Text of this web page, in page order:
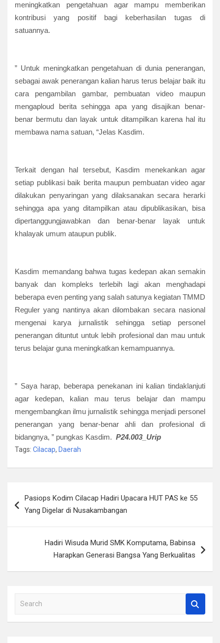
meningkatkan pengetahuan agar mampu memberikan
kontribusi yang positif bagi keberhasilan tugas di
satuannya.
” Untuk meningkatkan pengetahuan di dunia penerangan,
sebagai awak penerangan kalian harus terus belajar baik itu
cara pengambilan gambar, pembuatan video maupun
mengaploud berita sehingga apa yang disajikan benar-
benar bermutu dan layak untuk ditampilkan karena hal itu
membawa nama satuan, “Jelas Kasdim.
Terkait dengan hal tersebut, Kasdim menekankan agar
setiap publikasi baik berita maupun pembuatan video agar
dilakukan penyaringan yang dilaksanakan secara herarki
sehingga apa yang ditampilkan atau dipublikasikan, bisa
dipertanggungjawabkan dan benar-benar layak untuk
khalayak umum ataupun publik.
Kasdim memandang bahwa tugas kedepan akan semakin
banyak dan kompleks terlebih lagi akan menghadapi
beberapa even penting yang salah satunya kegiatan TMMD
Reguler yang nantinya akan dilombakan secara nasional
mengenai karya jurnalistik sehingga setiap personel
penerangan dituntut untuk lebih profesional dan mau untuk
terus belajar guna meningkatkan kemampuannya.
” Saya harap, beberapa penekanan ini kalian tindaklanjuti
agar kedepan, kalian mau terus belajar dan mampu
mengembangkan ilmu jurnalistik sehingga menjadi personel
penerangan yang benar-benar ahli dan profesional di
bidangnya, ” pungkas Kasdim. P24.003_Urip
Tags: Cilacap, Daerah
posPasiops Kodim Cilacap Hadiri Upacara HUT PAS ke 55
Yang Digelar di Nusakambangan
Hadiri Wisuda Murid SMK Komputama, Babinsa
Harapkan Generasi Bangsa Yang Berkualitas
a